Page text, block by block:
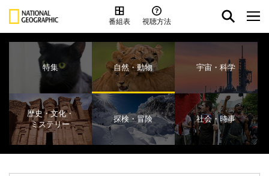
番組表 視聴方法
特集 自然・動物 宇宙・科学
歴史・文化・
ミステリー
探検・冒険 社会・時事